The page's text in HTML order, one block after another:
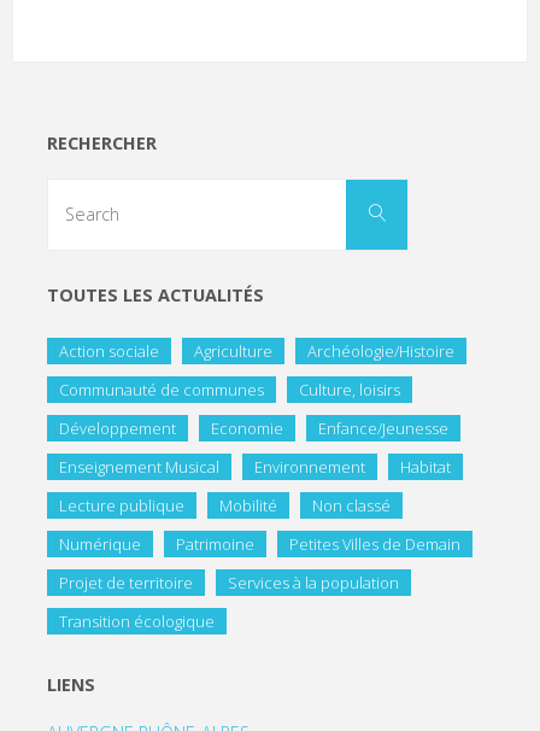
RECHERCHER
TOUTES LES ACTUALITÉS
Action sociale Agriculture
Archéologie/Histoire
Communauté de communes
Culture, loisirs
Développement
Economie
Enfance/Jeunesse
Enseignement Musical
Environnement
Habitat
Lecture publique
Mobilité
Non classé
Numérique
Patrimoine
Petites Villes de Demain
Projet de territoire
Services à la population
Transition écologique
LIENS